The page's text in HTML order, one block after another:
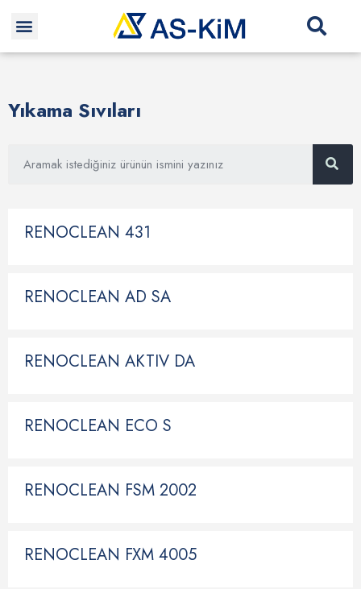
Yıkama Sıvıları
RENOCLEAN 431
RENOCLEAN AD SA
RENOCLEAN AKTIV DA
RENOCLEAN ECO S
RENOCLEAN FSM 2002
RENOCLEAN FXM 4005